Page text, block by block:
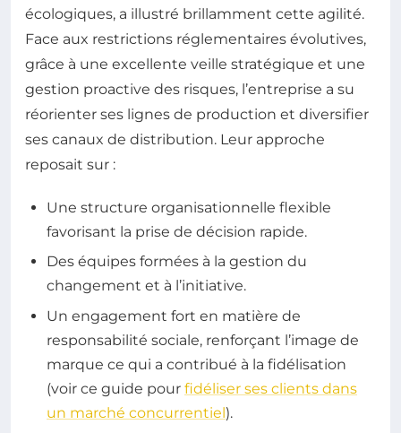
écologiques, a illustré brillamment cette agilité.
Face aux restrictions réglementaires évolutives,
grâce à une excellente veille stratégique et une
gestion proactive des risques, l’entreprise a su
réorienter ses lignes de production et diversifier
ses canaux de distribution. Leur approche
reposait sur :
Une structure organisationnelle flexible
favorisant la prise de décision rapide.
Des équipes formées à la gestion du
changement et à l’initiative.
Un engagement fort en matière de
responsabilité sociale, renforçant l’image de
marque ce qui a contribué à la fidélisation
(voir ce guide pour fidéliser ses clients dans
un marché concurrentiel).